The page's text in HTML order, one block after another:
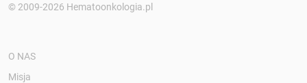
© 2009-2026 Hematoonkologia.pl
O NAS
Misja